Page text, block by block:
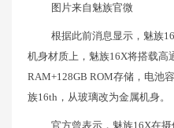
图片来自魅族官微
根据此前消息显示，魅族
机身材质上，魅族16X将搭载高
RAM+128GB ROM存储，电池
族16th，从玻璃改为金属机身。
官方曾表示，魅族16X在